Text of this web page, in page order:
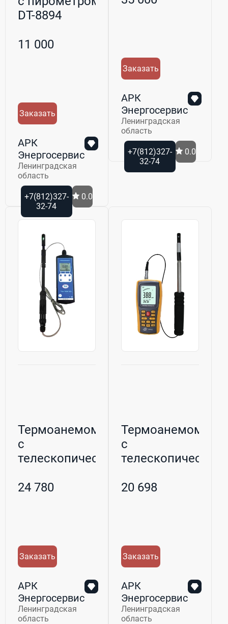
DT-8894
11 000
Заказать
АРК
Энергосервис
Ленинградская
область
+7(812)327-
32-74
0.0
Заказать
АРК
Энергосервис
Ленинградская
область
+7(812)327-
32-74
0.0
Термоанемометр
с
телескопическим
ПКМ-52
24 780
Заказать
АРК
Энергосервис
Ленинградская
область
Термоанемометр
с
телескопическим
20 698
Заказать
АРК
Энергосервис
Ленинградская
область